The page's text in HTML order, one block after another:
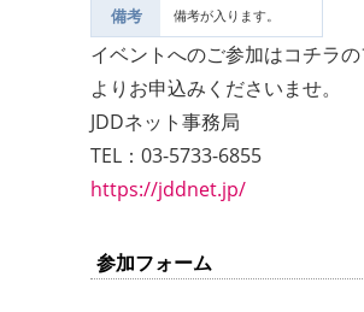
備考 備考が入ります。
イベントへのご参加はコチラ
よりお申込みくださいませ。
JDDネット事務局
TEL：03-5733-6855
https://jddnet.jp/
参加フォーム